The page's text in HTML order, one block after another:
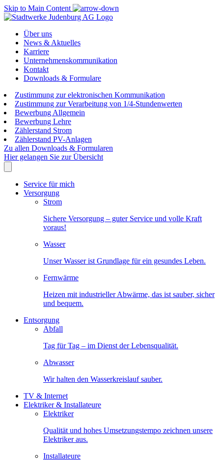
Skip to Main Content
Über uns
News & Aktuelles
Karriere
Unternehmenskommunikation
Kontakt
Downloads & Formulare
Zustimmung zur elektronischen Kommunikation
Zustimmung zur Verarbeitung von 1/4-Stundenwerten
Bewerbung Allgemein
Bewerbung Lehre
Zählerstand Strom
Zählerstand PV-Anlagen
Zu allen Downloads & Formularen
Hier gelangen Sie zur Übersicht
Service für mich
Versorgung
Strom
Sichere Versorgung – guter Service und volle Kraft
voraus!
Wasser
Unser Wasser ist Grundlage für ein gesundes Leben.
Fernwärme
Heizen mit industrieller Abwärme, das ist sauber, sicher
und bequem.
Entsorgung
Abfall
Tag für Tag – im Dienst der Lebensqualität.
Abwasser
Wir halten den Wasserkreislauf sauber.
TV & Internet
Elektriker & Installateure
Elektriker
Qualität und hohes Umsetzungstempo zeichnen unsere
Elektriker aus.
Installateure